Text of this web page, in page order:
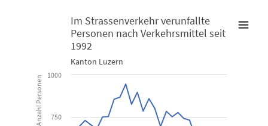
Im Strassenverkehr verunfallte Personen nach Verkehrsmittel
Line chart with 6 lines.
Kanton Luzern
View as data table, Im Strassenverkehr verunfallte
Anzahl Personen
Im Strassenverkehr verunfallte
Personen nach Verkehrsmittel seit
1992
Kanton Luzern
750
1000